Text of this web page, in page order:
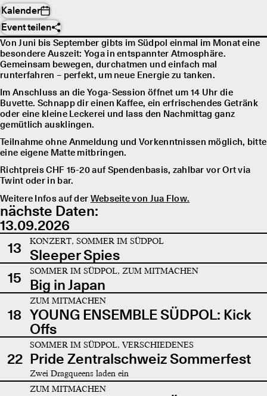
Kalender
Event teilen
Von Juni bis September gibts im Südpol einmal im Monat eine
besondere Auszeit: Yoga in entspannter Atmosphäre.
Gemeinsam bewegen, durchatmen und einfach mal
runterfahren – perfekt, um neue Energie zu tanken.
Im Anschluss an die Yoga-Session öffnet um 14 Uhr die
Buvette. Schnapp dir einen Kaffee, ein erfrischendes Getränk
oder eine kleine Leckerei und lass den Nachmittag ganz
gemütlich ausklingen.
Teilnahme ohne Anmeldung und Vorkenntnissen möglich, bitte
eine eigene Matte mitbringen.
Richtpreis CHF 15-20 auf Spendenbasis, zahlbar vor Ort via
Twint oder in bar.
Weitere Infos auf der Webseite von Jua Flow.
nächste Daten:
13.09.2026
13
KONZERT, SOMMER IM SÜDPOL
Sleeper Spies
15
SOMMER IM SÜDPOL, ZUM MITMACHEN
Big in Japan
18
ZUM MITMACHEN
YOUNG ENSEMBLE SÜDPOL: Kick
Offs
22
SOMMER IM SÜDPOL, VERSCHIEDENES
Pride Zentralschweiz Sommerfest
Zwei Dragqueens laden ein
ZUM MITMACHEN